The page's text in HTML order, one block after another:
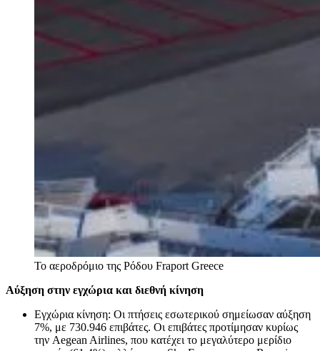
Το αεροδρόμιο της Ρόδου Fraport Greece
Αύξηση στην εγχώρια και διεθνή κίνηση
Εγχώρια κίνηση: Οι πτήσεις εσωτερικού σημείωσαν αύξηση
7%, με 730.946 επιβάτες. Οι επιβάτες προτίμησαν κυρίως
την Aegean Airlines, που κατέχει το μεγαλύτερο μερίδιο